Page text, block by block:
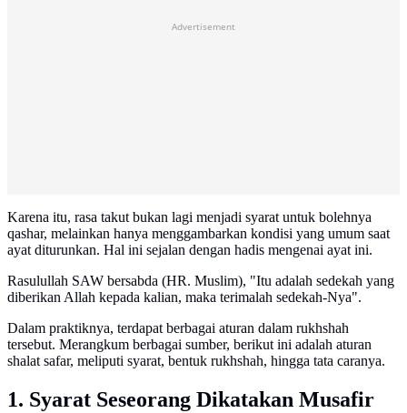
Advertisement
Karena itu, rasa takut bukan lagi menjadi syarat untuk bolehnya
qashar, melainkan hanya menggambarkan kondisi yang umum saat
ayat diturunkan. Hal ini sejalan dengan hadis mengenai ayat ini.
Rasulullah SAW bersabda (HR. Muslim), "Itu adalah sedekah yang
diberikan Allah kepada kalian, maka terimalah sedekah-Nya".
Dalam praktiknya, terdapat berbagai aturan dalam rukhshah
tersebut. Merangkum berbagai sumber, berikut ini adalah aturan
shalat safar, meliputi syarat, bentuk rukhshah, hingga tata caranya.
1. Syarat Seseorang Dikatakan Musafir